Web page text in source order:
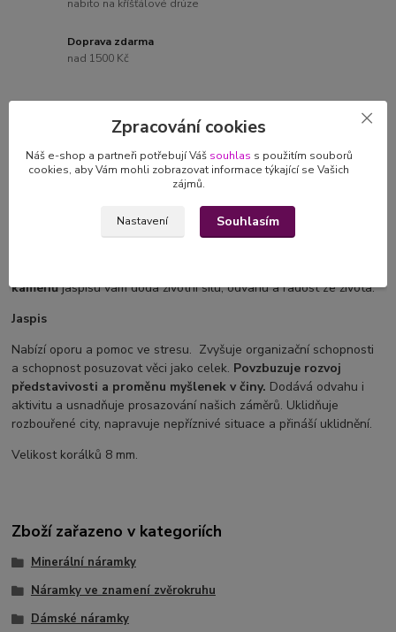
nabito na kříšťálové drúze
Doprava zdarma
nad 1500 Kč
Kompletní specifikace
kamenůjaspisu vám dodá životní sílu, odvahu a radost ze života.
Jaspis
Nabízí oporu a pomoc ve stresu. Zvyšuje organizační schopnosti
a schopnost posuzovat věci jako celek. Povzbuzuje rozvoj
představivosti a proměnu myšlenek v činy. Dodává odvahu i
aktivitu a usnadňuje prosazování našich záměrů. Uklidňuje
rozbouřené city, napravuje nepříznivé situace a přináší uklidnění.
Velikost korálků 8 mm.
Zboží zařazeno v kategoriích
Minerální náramky
Náramky ve znamení zvěrokruhu
Dámské náramky
Zpracování cookies
Náš e-shop a partneři potřebují Váš souhlas s použitím souborů
cookies, aby Vám mohli zobrazovat informace týkající se Vašich
zájmů.
Nastavení Souhlasím